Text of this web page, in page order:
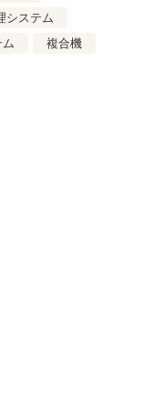
システム
複合機